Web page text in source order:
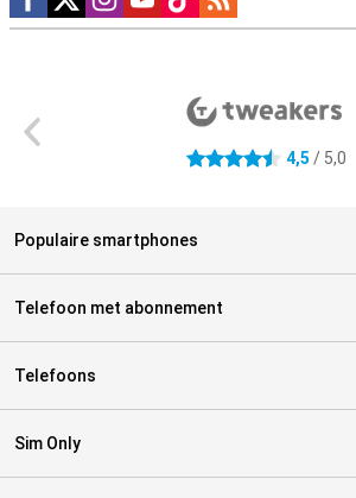
4.5 sterren 4,5 / 5,0
Populaire smartphones
Telefoon met abonnement
Telefoons
Sim Only